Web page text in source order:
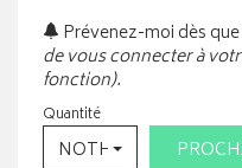
Prévenez-moi dès
de vous connecter à
fonction).
Quantité
NOTHING SELECTED